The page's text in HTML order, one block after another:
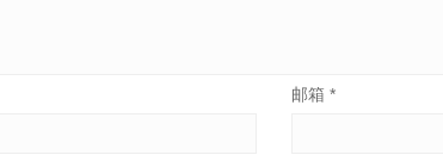
邮箱 *